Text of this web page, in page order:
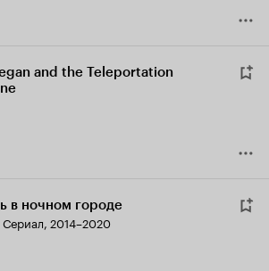
and the Teleportation
в ночном городе
Сериал, 2014–2020